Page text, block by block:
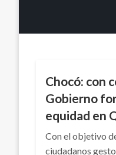
Chocó: con
Gobierno
equidad en
Con el objetivo
ciudadanos